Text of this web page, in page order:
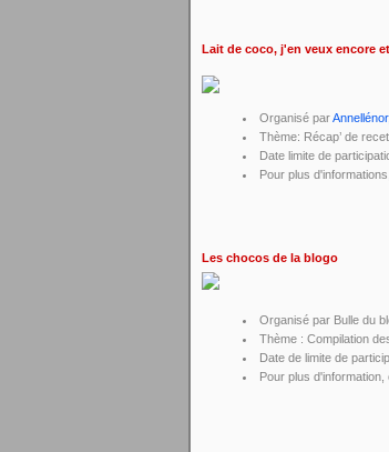
Lait de coco, j'en veux encore
Organisé par
Thème: Récap’ de
Date limite de
Pour plus
Les chocos de la blogo
Organisé par Bulle du
Thème : Compilation
Date de limite de
Pour plus d'information,